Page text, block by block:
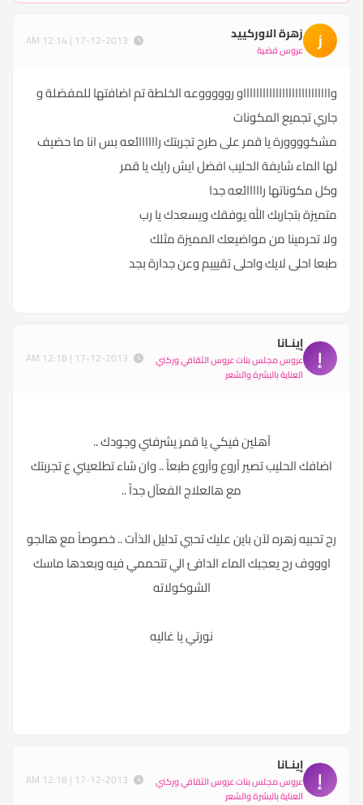
ز زهرة الاوركييد
عروس فضية
واااااااااااااااااااااااااااو روووووعه الخلطة تم اضافتها للمفضلة و
جاري تجميع المكونات
مشكوووورة يا قمر على طرح تجربتك راااااائعه بس انا ما حضيف
لها الماء شايفة الحليب افضل ايش رايك يا قمر
وكل مكوناتها رااااائعه جدا
متميزة بتجاربك الله يوفقك ويسعدك يا رب
ولا تحرمينا من مواضيعك المميزة مثلك
طبعا احلى لايك واحلى تقيييم وعن جدارة بجد
إ
إينـانا
عروس مجلس بنات عروس الثقافي وركني
العناية بالبشرة والشعر
آهلين فيكي يا قمر يشرفني وجودك ..
اضافك الحليب تصير آروع وآروع طبعاً .. وان شاء تطلعيني ع تجربتك
مع هالعلاج الفعآل جداً ..
رح تحبيه زهره لآن باين عليك تحبي تدليل الذآت .. خصوصاً مع هالجو
اوووف رح يعجبك الماء الدافئ الي تتحممي فيه وبعدها ماسك
الشوكولاته
نورتي يا غاليه
إ
إينـانا
عروس مجلس بنات عروس الثقافي وركني
العناية بالبشرة والشعر